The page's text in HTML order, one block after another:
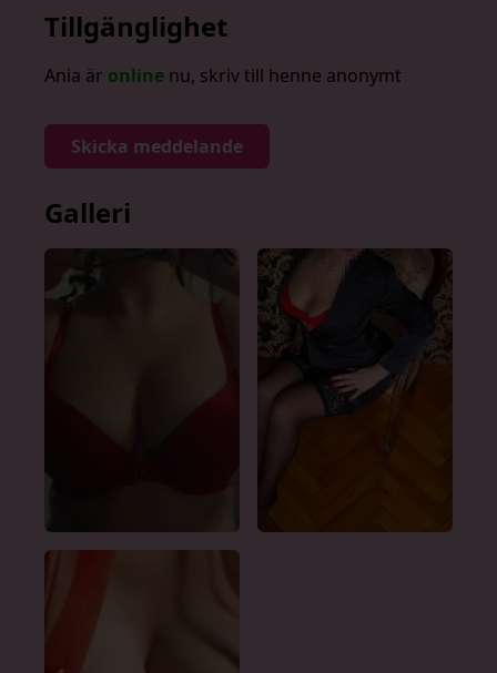
Tillgänglighet
Ania är online nu, skriv till henne anonymt
Skicka meddelande
Galleri